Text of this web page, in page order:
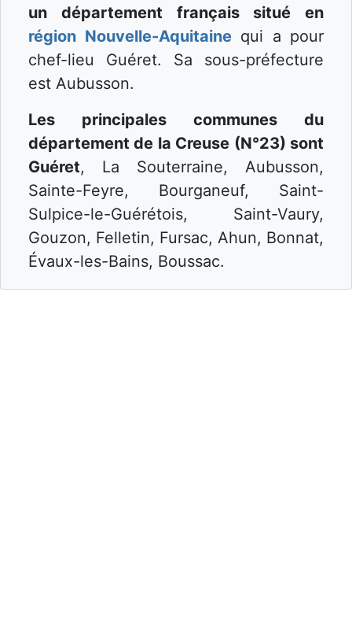
un département français situé en
région Nouvelle-Aquitainequi a pour
chef-lieu Guéret. Sa sous-préfecture
est Aubusson.
Les principales communes du
département de la Creuse (N°23) sont
Guéret, La Souterraine, Aubusson,
Sainte-Feyre, Bourganeuf, Saint-
Sulpice-le-Guérétois, Saint-Vaury,
Gouzon, Felletin, Fursac, Ahun, Bonnat,
Évaux-les-Bains, Boussac.